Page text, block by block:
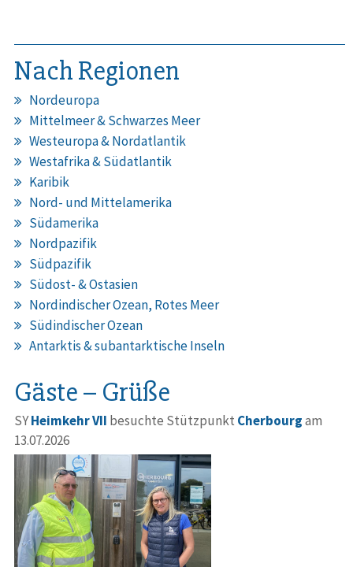
Nach Regionen
Nordeuropa
Mittelmeer & Schwarzes Meer
Westeuropa & Nordatlantik
Westafrika & Südatlantik
Karibik
Nord- und Mittelamerika
Südamerika
Nordpazifik
Südpazifik
Südost- & Ostasien
Nordindischer Ozean, Rotes Meer
Südindischer Ozean
Antarktis & subantarktische Inseln
Gäste – Grüße
SYHeimkehr VII besuchte Stützpunkt Cherbourgam
13.07.2026